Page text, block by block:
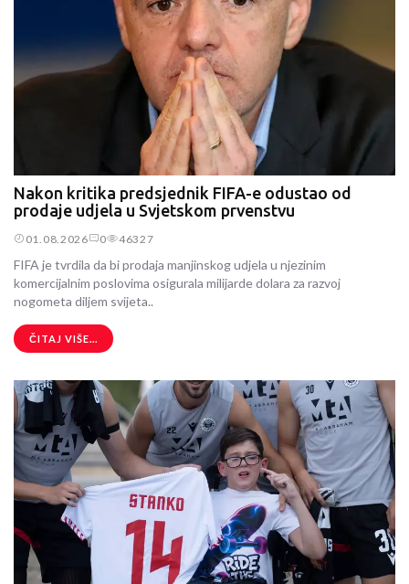
Nakon kritika predsjednik FIFA-e odustao od
prodaje udjela u Svjetskom prvenstvu
01.08.2026 0 46327
FIFA je tvrdila da bi prodaja manjinskog udjela u njezinim
komercijalnim poslovima osigurala milijarde dolara za razvoj
nogometa diljem svijeta..
ČITAJ VIŠE...